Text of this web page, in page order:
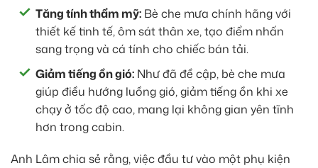
Tăng tính thẩm mỹ: Bè che mưa chính hãng với
thiết kế tinh tế, ôm sát thân xe, tạo điểm nhấn
sang trọng và cá tính cho chiếc bán tải.
Giảm tiếng ồn gió: Như đã đề cập, bè che mưa
giúp điều hướng luồng gió, giảm tiếng ồn khi xe
chạy ở tốc độ cao, mang lại không gian yên tĩnh
hơn trong cabin.
Anh Lâm chia sẻ rằng, việc đầu tư vào một phụ kiện